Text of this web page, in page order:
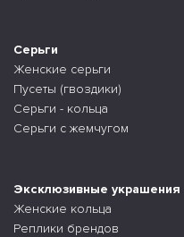
Серьги
Женские серьги
Пусеты (гвоздики)
Серьги - кольца
Серьги с жемчугом
Эксклюзивные украшения
Женские кольца
Реплики брендов